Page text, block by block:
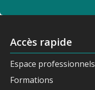
Accès rapide
Espace professionnels
Formations